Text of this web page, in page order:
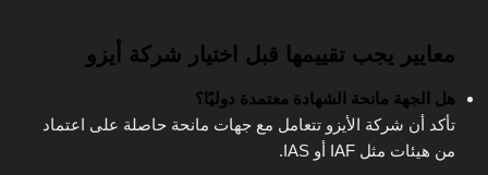
معايير يجب تقييمها قبل اختيار شركة أيزو
هل الجهة مانحة الشهادة معتمدة دوليًا؟
تأكد أن شركة الأيزو تتعامل مع جهات مانحة حاصلة على اعتماد
من هيئات مثل IAF أو IAS.